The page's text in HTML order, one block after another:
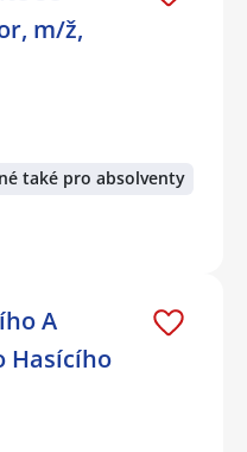
m/ž,
také pro absolventy
A
Hasícího